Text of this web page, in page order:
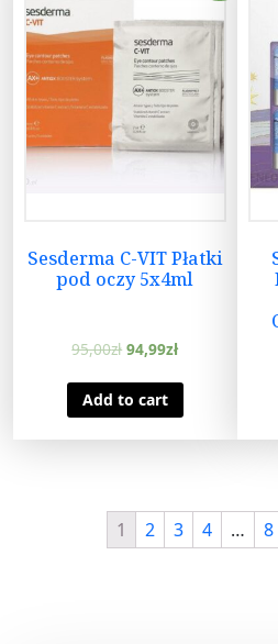
Sesderma C-VIT Płatki
pod oczy 5x4ml
95,00zł 94,99zł
Add to cart
1 2 3 4 … 8